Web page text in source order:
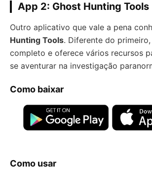
App 2: Ghost Hunting Tools
Outro aplicativo que vale a pena
Hunting Tools. Diferente do
completo e oferece vários recursos
se aventurar na investigação
Como baixar
Como usar